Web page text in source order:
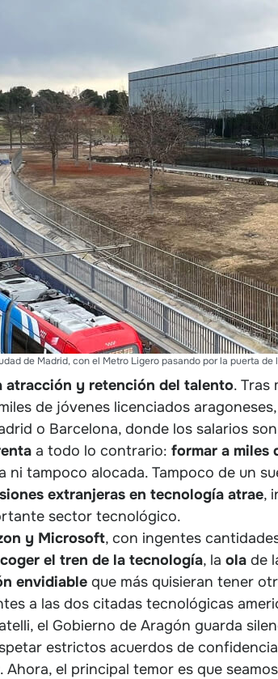
de Madrid, con el Metro Ligero pasando por la puerta
atracción y retención del talento. Tras
de jóvenes licenciados
o Barcelona, donde los salarios
a todo lo contrario: formar a miles
ni tampoco alocada. Tampoco de un
extranjeras en tecnología atrae,
sector tecnológico.
y Microsoft, con ingentes
coger el tren de la tecnología, la ola de
envidiable que más quisieran tener
a las dos citadas tecnológicas
el Gobierno de Aragón guarda
estrictos acuerdos de
. Ahora, el principal temor es que